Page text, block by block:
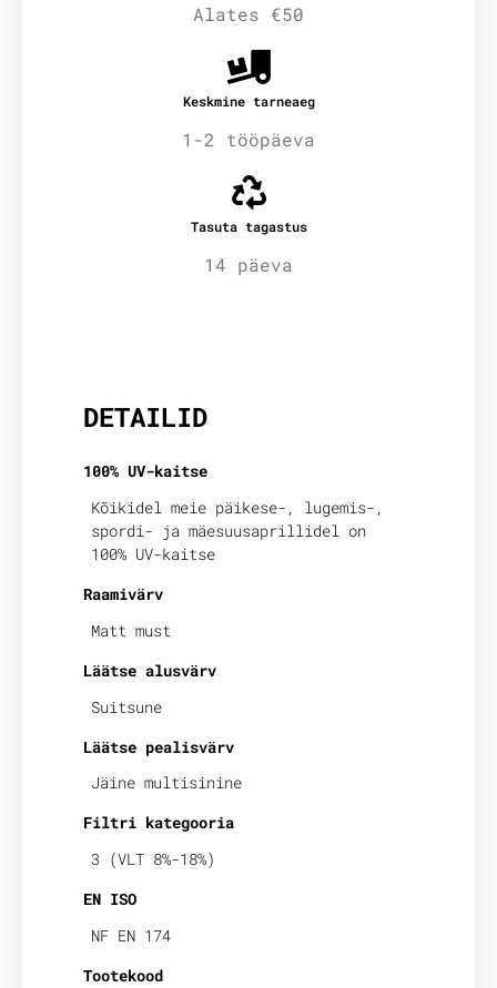
Alates €50
Keskmine tarneaeg
1-2 tööpäeva
Tasuta tagastus
14 päeva
DETAILID
100% UV-kaitse
Kõikidel meie päikese-, lugemis-,
spordi- ja mäesuusaprillidel on
100% UV-kaitse
Raamivärv
Matt must
Läätse alusvärv
Suitsune
Läätse pealisvärv
Jäine multisinine
Filtri kategooria
3 (VLT 8%-18%)
EN ISO
NF EN 174
Tootekood